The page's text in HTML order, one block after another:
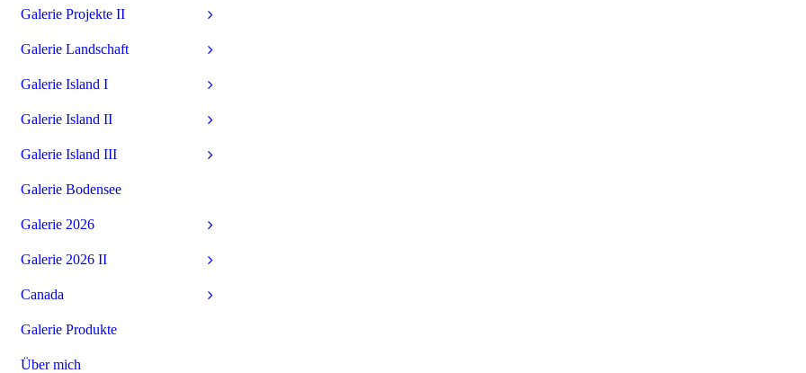
Galerie Projekte II
Galerie Landschaft
Galerie Island I
Galerie Island II
Galerie Island III
Galerie Bodensee
Galerie 2026
Galerie 2026 II
Canada
Galerie Produkte
Über mich